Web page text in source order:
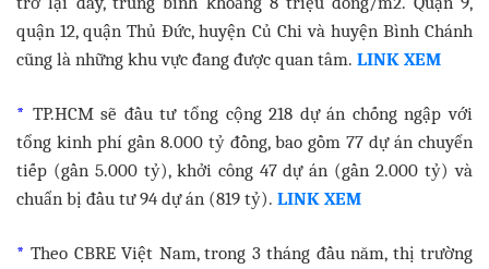
quận 12, quận Thủ Đức, huyện Củ Chi và huyện Bình Chánh
cũng là những khu vực đang được quan tâm. LINK XEM
* TP.HCM sẽ đầu tư tổng cộng 218 dự án chống ngập với
tổng kinh phí gần 8.000 tỷ đồng, bao gồm 77 dự án chuyển
tiếp (gần 5.000 tỷ), khởi công 47 dự án (gần 2.000 tỷ) và
chuẩn bị đầu tư 94 dự án (819 tỷ). LINK XEM
*Theo CBRE Việt Nam, trong 3 tháng đầu năm, thị trường